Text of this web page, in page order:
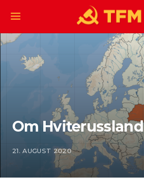
Om Hviterussland
21. AUGUST 2020